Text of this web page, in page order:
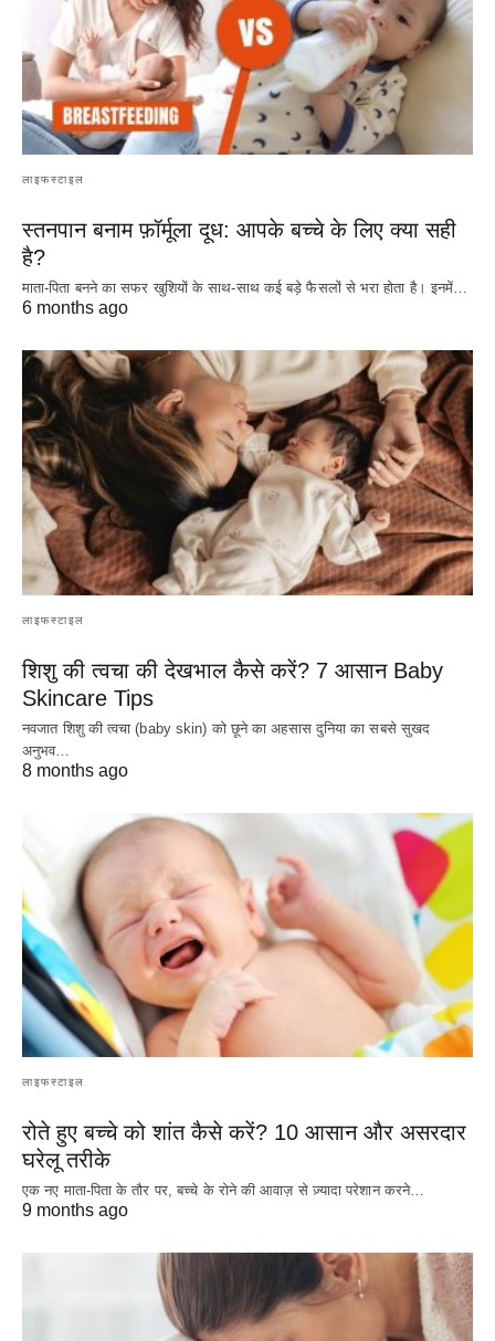
लाइफस्टाइल
स्तनपान बनाम फ़ॉर्मूला दूध: आपके बच्चे के लिए क्या सही
है?
माता-पिता बनने का सफर खुशियों के साथ-साथ कई बड़े फैसलों से भरा होता है। इनमें…
6 months ago
लाइफस्टाइल
शिशु की त्वचा की देखभाल कैसे करें? 7 आसान Baby
Skincare Tips
नवजात शिशु की त्वचा (baby skin) को छूने का अहसास दुनिया का सबसे सुखद
अनुभव…
8 months ago
लाइफस्टाइल
रोते हुए बच्चे को शांत कैसे करें? 10 आसान और असरदार
घरेलू तरीके
एक नए माता-पिता के तौर पर, बच्चे के रोने की आवाज़ से ज़्यादा परेशान करने…
9 months ago